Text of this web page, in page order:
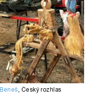
, Český rozhlas